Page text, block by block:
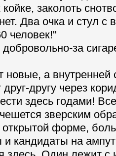
заколоть
Два очка и стул с
человек!"
за
новые, а внутренней
другу через
здесь годами!
зверским
форме,
и кандидаты на